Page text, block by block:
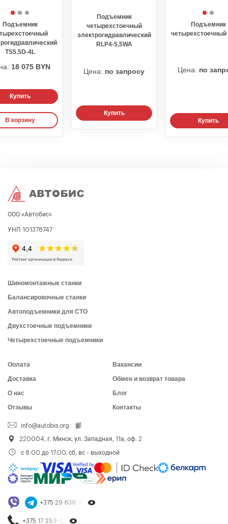
Подъемник
TS5.5D-4L
18 075 BYN
Купить
В корзину
Подъемник
четырехстоечный
электрогидравлический
RLP4-5,5WA
Цена: по запросу
Купить
Подъемник
четырехстоечный
Цена: по
Купить
ООО «Автобис»
УНП 101378747
Шиномонтажные станки
Балансировочные станки
Автоподъемники для СТО
Двухстоечные подъемники
Четырехстоечные подъемники
Оплата
Доставка
О нас
Отзывы
Вакансии
Обмен и возврат товара
Блог
Контакты
info@autobis.org
220004, г. Минск, ул. Западная, 11а, оф. 2
с 8:00 до 17:00, сб, вс - выходной
+375 29 638-79-23
+375 17 253-03-26